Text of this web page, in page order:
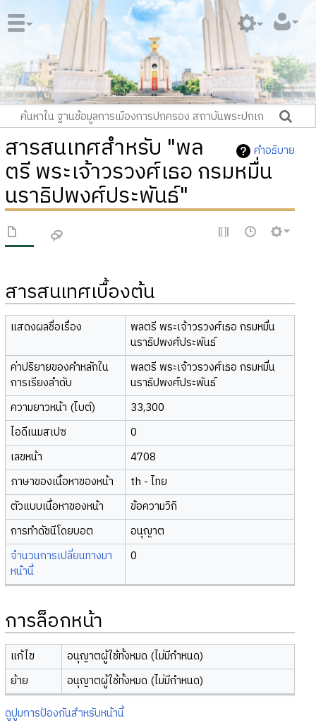
คำอธิบาย
สารสนเทศสำหรับ "พล
ตรี พระเจ้าวรวงศ์เธอ กรมหมื่น
นราธิปพงศ์ประพันธ์"
สารสนเทศเบื้องต้น
แสดงผลชื่อเรื่อง
พลตรี พระเจ้าวรวงศ์เธอ กรมหมื่น
นราธิปพงศ์ประพันธ์
ค่าปริยายของคำหลักใน
การเรียงลำดับ
พลตรี พระเจ้าวรวงศ์เธอ กรมหมื่น
นราธิปพงศ์ประพันธ์
ความยาวหน้า (ไบต์)
33,300
ไอดีเนมสเปซ
0
เลขหน้า
4708
ภาษาของเนื้อหาของหน้า
th - ไทย
ตัวแบบเนื้อหาของหน้า
ข้อความวิกิ
การทำดัชนีโดยบอต
อนุญาต
จำนวนการเปลี่ยนทางมา
หน้านี้
0
การล็อกหน้า
แก้ไข
อนุญาตผู้ใช้ทั้งหมด (ไม่มีกำหนด)
ย้าย
อนุญาตผู้ใช้ทั้งหมด (ไม่มีกำหนด)
ดูปูมการป้องกันสำหรับหน้านี้